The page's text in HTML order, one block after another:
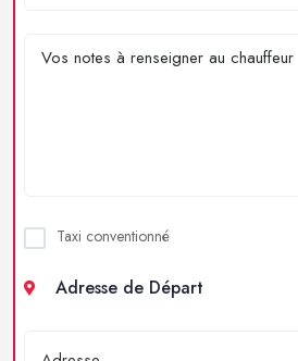
Taxi conventionné
Adresse de Départ